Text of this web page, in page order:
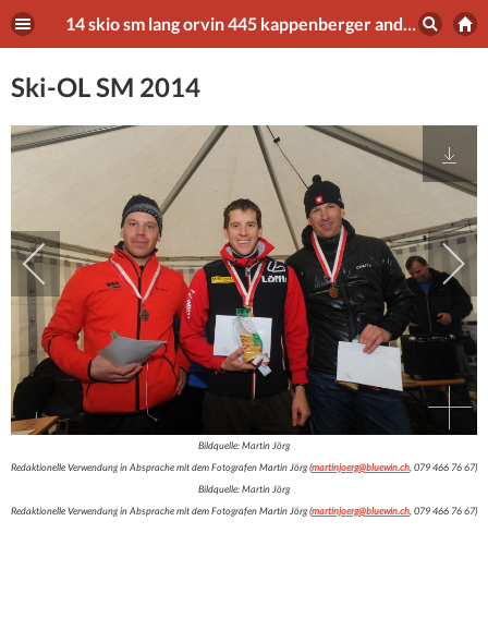
14 skio sm lang orvin 445 kappenberger andrin
Ski-OL SM 2014
Bildquelle: Martin Jörg
Redaktionelle Verwendung in Absprache mit dem Fotografen Martin Jörg (martinjoerg@bluewin.ch , 079 466 76 67)
Bildquelle: Martin Jörg
Redaktionelle Verwendung in Absprache mit dem Fotografen Martin Jörg (martinjoerg@bluewin.ch , 079 466 76 67)